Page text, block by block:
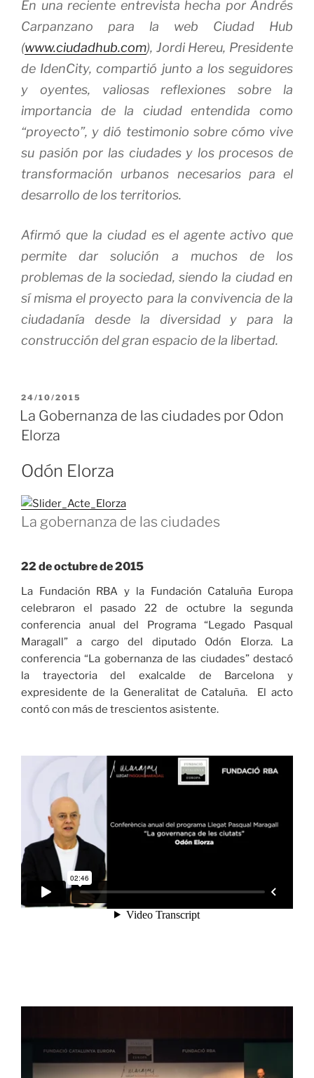
En una reciente entrevista hecha por Andrés
Carpanzano para la web Ciudad Hub
(www.ciudadhub.com), Jordi Hereu, Presidente
de IdenCity, compartió junto a los seguidores
y oyentes, valiosas reflexiones sobre la
importancia de la ciudad entendida como
“proyecto”, y dió testimonio sobre cómo vive
su pasión por las ciudades y los procesos de
transformación urbanos necesarios para el
desarrollo de los territorios.
Afirmó que la ciudad es el agente activo que
permite dar solución a muchos de los
problemas de la sociedad, siendo la ciudad en
sí misma el proyecto para la convivencia de la
ciudadanía desde la diversidad y para la
construcción del gran espacio de la libertad.
PUBLICADO
EL
24/10/2015
La Gobernanza de las ciudades por Odon
Elorza
Odón Elorza
La gobernanza de las ciudades
22 de octubre de 2015
La Fundación RBA y la Fundación Cataluña Europa
celebraron el pasado 22 de octubre la segunda
conferencia anual del Programa “Legado Pasqual
Maragall” a cargo del diputado Odón Elorza. La
conferencia “La gobernanza de las ciudades” destacó
la trayectoria del exalcalde de Barcelona y
expresidente de la Generalitat de Cataluña. El acto
contó con más de trescientos asistente.